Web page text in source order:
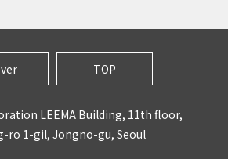
TOP
LEEMA Building, 11th floor,
ro 1-gil, Jongno-gu, Seoul